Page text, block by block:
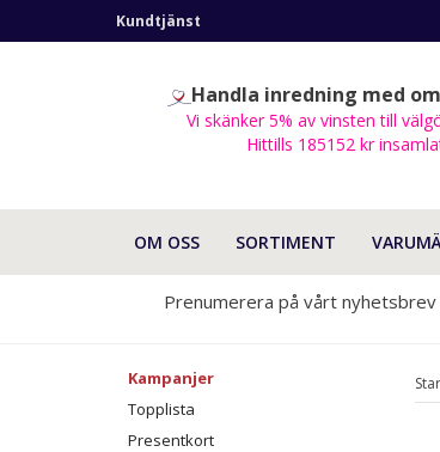
Kundtjänst
Handla inredning med
Vi skänker 5% av vinsten till
Hittills 185152 kr
OM OSS SORTIMENT
Prenumerera på vårt
Kampanjer
Topplista
Presentkort